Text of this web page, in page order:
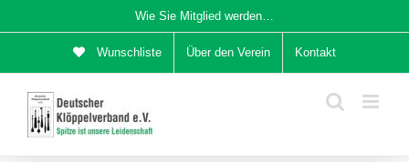
Inhalt
Wie Sie Mitglied werden…
Wunschliste Über den Verein Kontakt